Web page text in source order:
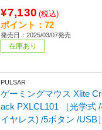
¥7,130 (税込)
ポイント：72
発売日：2025/03/07発売
在庫あり
PULSAR
ゲーミングマウス Xlite
ack PXLCL101 ［光学式
イヤレス) /5ボタン /USB］